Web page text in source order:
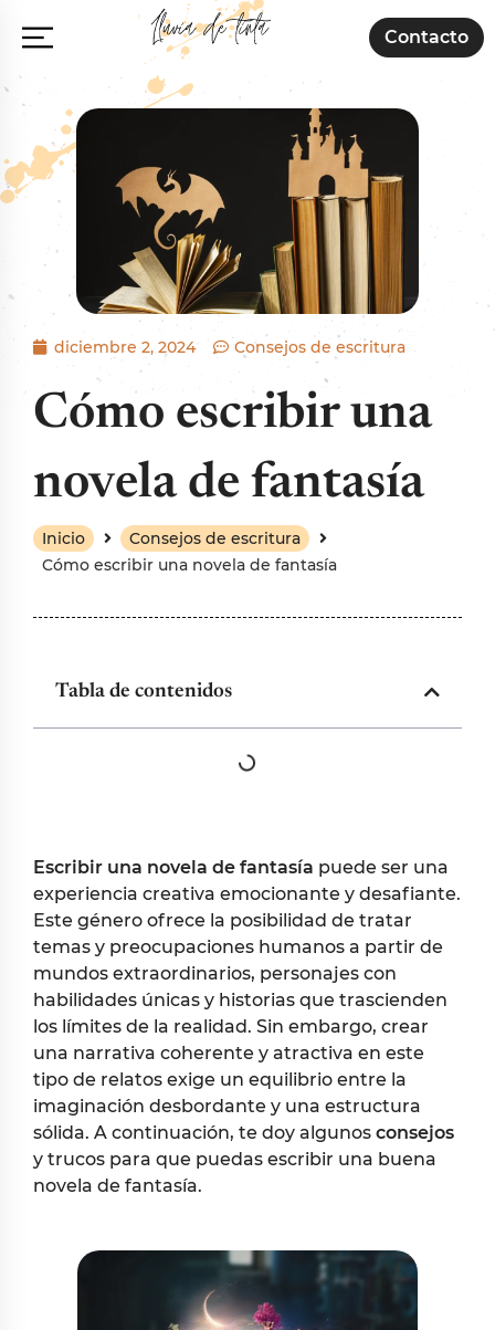
Contacto
diciembre 2, 2024 Consejos de escritura
Cómo escribir una
novela de fantasía
Inicio
Consejos de escritura
Cómo escribir una novela de fantasía
Tabla de contenidos
Escribir una novela de fantasía puede ser una
experiencia creativa emocionante y desafiante.
Este género ofrece la posibilidad de tratar
temas y preocupaciones humanos a partir de
mundos extraordinarios, personajes con
habilidades únicas y historias que trascienden
los límites de la realidad. Sin embargo, crear
una narrativa coherente y atractiva en este
tipo de relatos exige un equilibrio entre la
imaginación desbordante y una estructura
sólida. A continuación, te doy algunos consejos
y trucos para que puedas escribir una buena
novela de fantasía.